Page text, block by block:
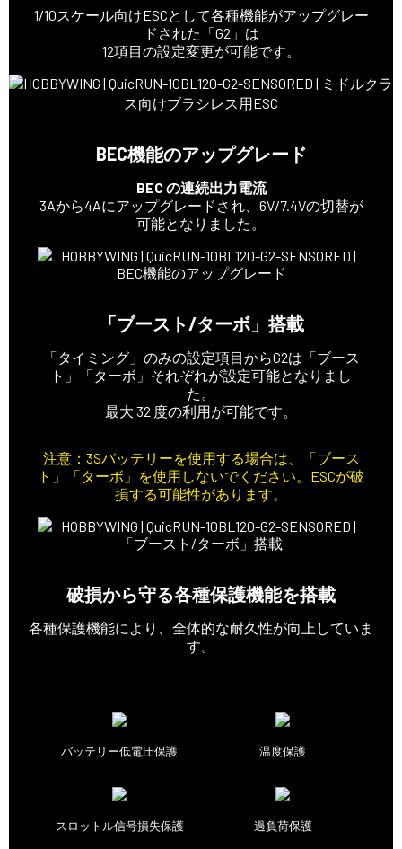
1/10スケール向けESCとして各種機能がアップグレー
ドされた「G2」は
12項目の設定変更が可能です。
BEC機能のアップグレード
BEC の連続出力電流
3Aから4Aにアップグレードされ、6V/7.4Vの切替が
可能となりました。
「ブースト/ターボ」搭載
「タイミング」のみの設定項目からG2は「ブース
ト」「ターボ」それぞれが設定可能となりまし
た。
最大 32 度の利用が可能です。
注意：3Sバッテリーを使用する場合は、「ブース
ト」「ターボ」を使用しないでください。ESCが破
損する可能性があります。
破損から守る各種保護機能を搭載
各種保護機能により、全体的な耐久性が向上していま
す。
バッテリー低電圧保護 温度保護
スロットル信号損失保護 過負荷保護